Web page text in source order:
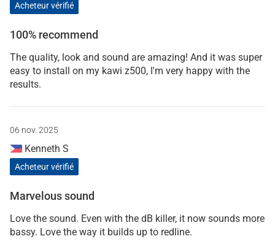
Acheteur vérifié
100% recommend
The quality, look and sound are amazing! And it was super
easy to install on my kawi z500, I'm very happy with the
results.
06 nov. 2025
Kenneth S
Acheteur vérifié
Marvelous sound
Love the sound. Even with the dB killer, it now sounds more
bassy. Love the way it builds up to redline.